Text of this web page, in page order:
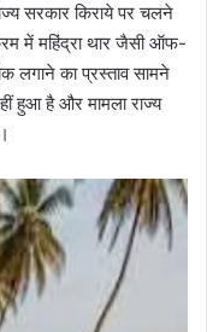
सरकार किराये पर चलने
में महिंद्रा थार जैसी ऑफ-
लगाने का प्रस्ताव सामने
हुआ है और मामला राज्य